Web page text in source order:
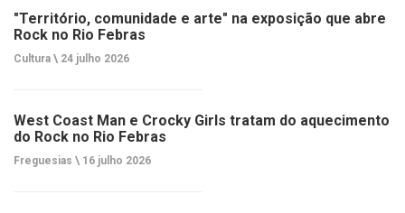
"Território, comunidade e arte" na exposição que abre
Rock no Rio Febras
Cultura \ 24 julho 2026
West Coast Man e Crocky Girls tratam do aquecimento
do Rock no Rio Febras
Freguesias \ 16 julho 2026